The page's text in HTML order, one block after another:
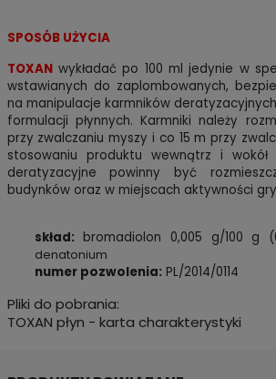
SPOSÓB UŻYCIA
TOXANwykładać po 100 ml jedynie w
wstawianych do zaplombowanych,
na manipulacje karmników
formulacji płynnych. Karmniki należy
przy zwalczaniu myszy i co 15 m przy
stosowaniu produktu wewnątrz i wokół
deratyzacyjne powinny być
budynków oraz w miejscach aktywności
skład: bromadiolon 0,005 g/100 g
denatonium
numer pozwolenia: PL/2014/0114
Pliki do pobrania:
TOXAN płyn - karta charakterystyki